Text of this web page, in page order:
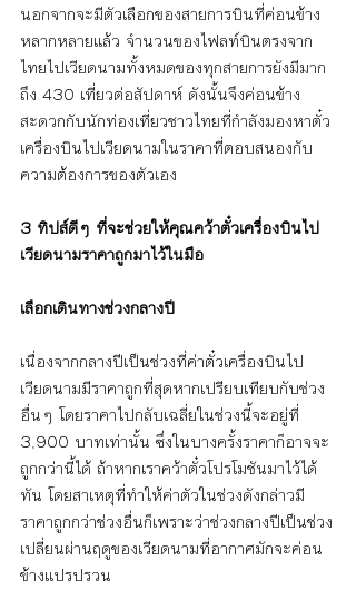
นอกจากจะมีตัวเลือกของสายการบินที่ค่อนข้าง
หลากหลายแล้ว จำนวนของไฟลท์บินตรงจาก
ไทยไปเวียดนามทั้งหมดของทุกสายการยังมีมาก
ถึง 430 เที่ยวต่อสัปดาห์ ดังนั้นจึงค่อนข้าง
สะดวกกับนักท่องเที่ยวชาวไทยที่กำลังมองหาตั๋ว
เครื่องบินไปเวียดนามในราคาที่ตอบสนองกับ
ความต้องการของตัวเอง
3 ทิปส์ดีๆ ที่จะช่วยให้คุณคว้าตั๋วเครื่องบินไป
เวียดนามราคาถูกมาไว้ในมือ
เลือกเดินทางช่วงกลางปี
เนื่องจากกลางปีเป็นช่วงที่ค่าตั๋วเครื่องบินไป
เวียดนามมีราคาถูกที่สุดหากเปรียบเทียบกับช่วง
อื่นๆ โดยราคาไปกลับเฉลี่ยในช่วงนี้จะอยู่ที่
3,900 บาทเท่านั้น ซึ่งในบางครั้งราคาก็อาจจะ
ถูกกว่านี้ได้ ถ้าหากเราคว้าตั๋วโปรโมชันมาไว้ได้
ทัน โดยสาเหตุที่ทำให้ค่าตัวในช่วงดังกล่าวมี
ราคาถูกกว่าช่วงอื่นก็เพราะว่าช่วงกลางปีเป็นช่วง
เปลี่ยนผ่านฤดูของเวียดนามที่อากาศมักจะค่อน
ข้างแปรปรวน